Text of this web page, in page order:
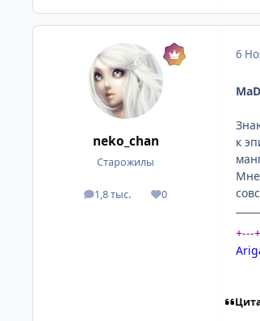
neko_chan
Старожилы
1,8 тыс.
посты 0
Репутация
6
к
Мне
+---